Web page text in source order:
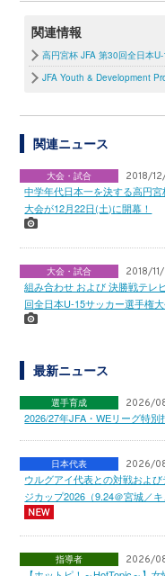
関連情報
高円宮杯 JFA 第30回全日本
JFA Youth & Development
関連ニュース
大会・試合 2018/12/
中学年代日本一を決する高円
大会が12月22日(土)に開幕！
大会・試合 2018/
組み合わせ および 決勝戦テレ
回全日本U-15サッカー選手権
最新ニュース
選手育成 2026/
2026/27年JFA・WEリーグ特
日本代表 2026/
ウルグアイ代表との対戦およ
ジカップ2026（9.24＠宮城／
指導者 2026/